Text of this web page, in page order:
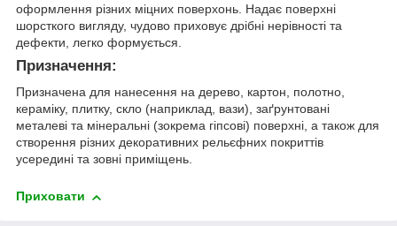
оформлення різних міцних поверхонь. Надає поверхні
шорсткого вигляду, чудово приховує дрібні нерівності та
дефекти, легко формується.
Призначення:
Призначена для нанесення на дерево, картон, полотно,
кераміку, плитку, скло (наприклад, вази), заґрунтовані
металеві та мінеральні (зокрема гіпсові) поверхні, а також для
створення різних декоративних рельєфних покриттів
усередині та зовні приміщень.
Приховати